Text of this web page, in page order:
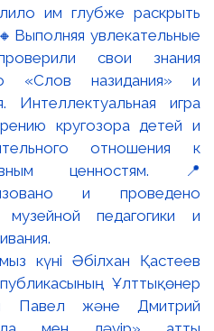
им глубже раскрыть
увлекательные
свои знания
«Слов назидания» и
Интеллектуальная игра
кругозора детей и
отношения к
ценностям. 📍
и проведено
педагогики и